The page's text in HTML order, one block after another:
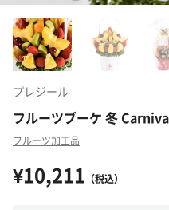
プレジール
フルーツブーケ 冬
フルーツ加工品
¥10,211 （税込）